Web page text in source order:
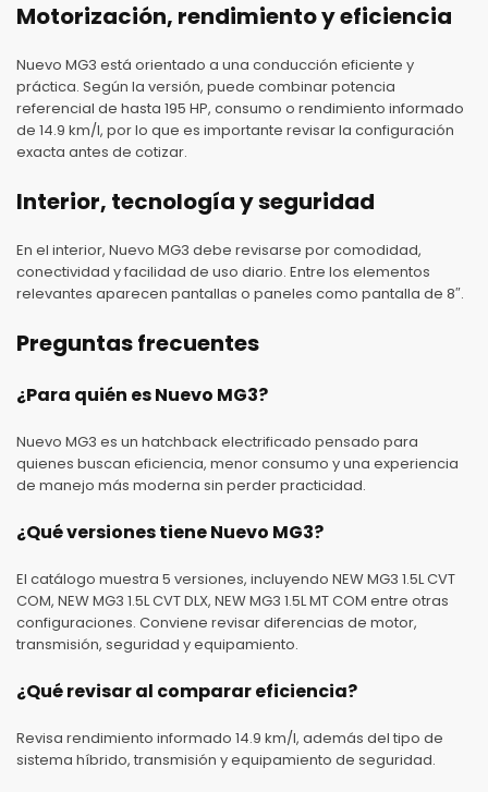
Motorización, rendimiento y eficiencia
Nuevo MG3 está orientado a una conducción eficiente y
práctica. Según la versión, puede combinar potencia
referencial de hasta 195 HP, consumo o rendimiento informado
de 14.9 km/l, por lo que es importante revisar la configuración
exacta antes de cotizar.
Interior, tecnología y seguridad
En el interior, Nuevo MG3 debe revisarse por comodidad,
conectividad y facilidad de uso diario. Entre los elementos
relevantes aparecen pantallas o paneles como pantalla de 8″.
Preguntas frecuentes
¿Para quién es Nuevo MG3?
Nuevo MG3 es un hatchback electrificado pensado para
quienes buscan eficiencia, menor consumo y una experiencia
de manejo más moderna sin perder practicidad.
¿Qué versiones tiene Nuevo MG3?
El catálogo muestra 5 versiones, incluyendo NEW MG3 1.5L CVT
COM, NEW MG3 1.5L CVT DLX, NEW MG3 1.5L MT COM entre otras
configuraciones. Conviene revisar diferencias de motor,
transmisión, seguridad y equipamiento.
¿Qué revisar al comparar eficiencia?
Revisa rendimiento informado 14.9 km/l, además del tipo de
sistema híbrido, transmisión y equipamiento de seguridad.